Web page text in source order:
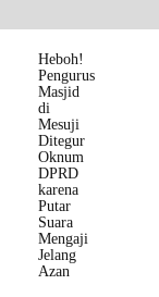
Heboh!
Pengurus
Masjid
di
Mesuji
Ditegur
Oknum
DPRD
karena
Putar
Suara
Mengaji
Jelang
Azan